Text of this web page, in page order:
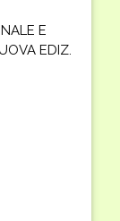
E
EDIZ.